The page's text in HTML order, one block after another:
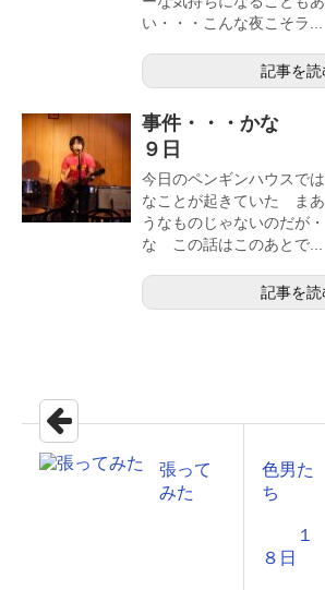
い・・・こんな夜こそラ...
記事を読
事件・・
９日
今日のペンギンハウスで
なことが起きていた まあ
うなものじゃないのだが
な この話はこのあとで...
記事を読
張って
みた
色男た
ち
１
８日